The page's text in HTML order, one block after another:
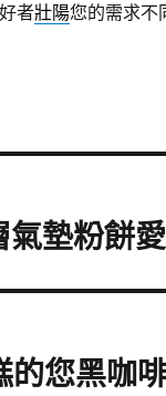
者壯陽您的需求不
墊粉餅
的您黑咖